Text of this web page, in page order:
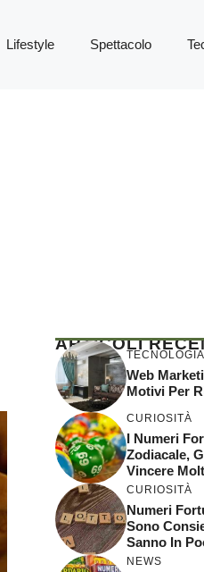
Lifestyle Spettacolo
ARTICOLI
TECNOLOGIA
Web
Motivi Per
CURIOSITÀ
I Numeri
Zodiacale,
Vincere
CURIOSITÀ
Numeri
Sono
Sanno In
NEWS